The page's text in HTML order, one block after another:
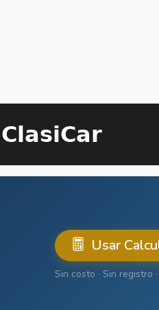
Usar
Sin costo · Sin registro